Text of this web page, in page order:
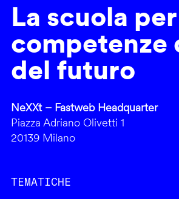
La scuola
competenze
del futuro
NeXXt – Fastweb Headquarter
Piazza Adriano Olivetti 1
20139 Milano
TEMATICHE